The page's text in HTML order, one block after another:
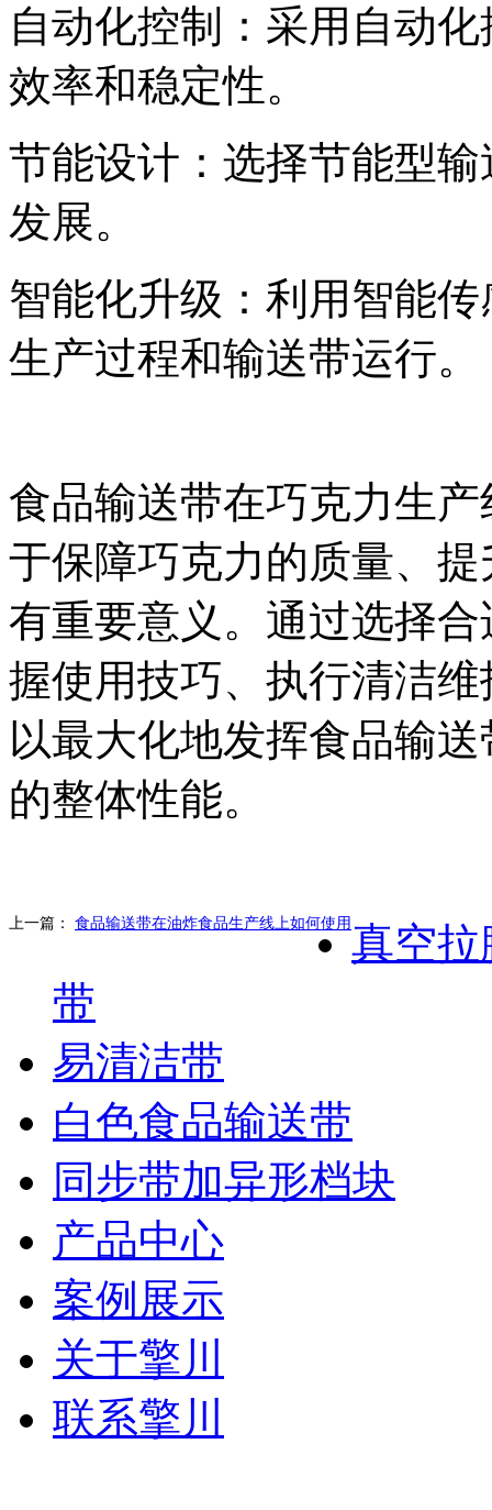
自动化控制：采用自动
效率和稳定性。
节能设计：选择节能型
发展。
智能化升级：利用智能
生产过程和输送带运行。
食品输送带在巧克力生
于保障巧克力的质量、
有重要意义。通过选择
握使用技巧、执行清洁
以最大化地发挥食品输
的整体性能。
上一篇： 食品输送带在油炸食品生产线上如何使用真空拉
带
易清洁带
白色食品输送带
同步带加异形档块
产品中心
案例展示
关于擎川
联系擎川